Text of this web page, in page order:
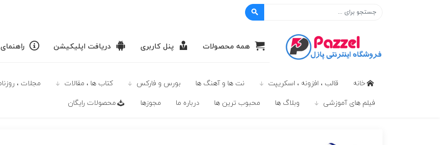
همه محصولات پنل کاربری دریافت اپلیکیشن
خانه قالب ، افزونه ، اسکریپت نت ها و آهنگ ها بورس و فارکس كتاب ها ، مقالات مجلات ،
فیلم های آموزشی وبلاگ ها محبوب ترين ها درباره ما مجوزها محصولات رايگان